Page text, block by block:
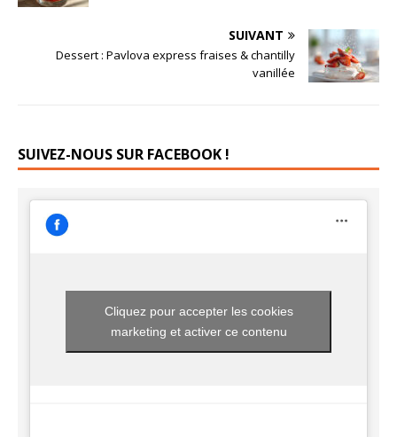
SUIVANT
Dessert : Pavlova express fraises & chantilly
vanillée
SUIVEZ-NOUS SUR FACEBOOK !
Cliquez pour accepter les cookies
marketing et activer ce contenu